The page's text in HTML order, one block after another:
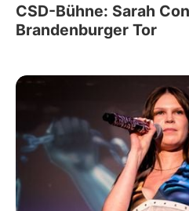
CSD-Bühne: Sarah
Brandenburger Tor